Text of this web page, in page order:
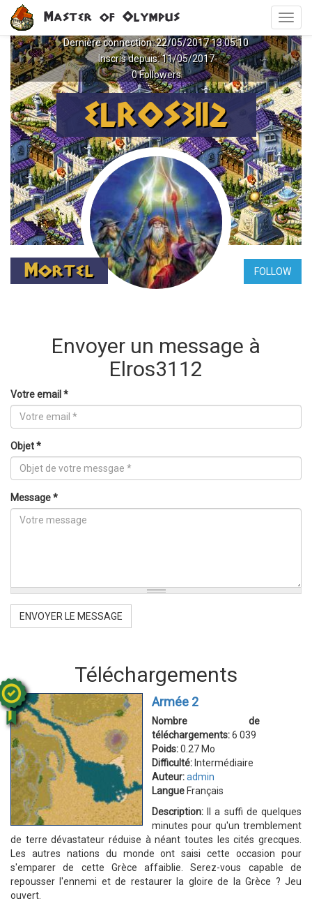
Aller
au
contenu
principal
Master of Olympus
Dernière connection: 22/05/2017 13:05:10
Inscris depuis: 11/05/2017
0 Followers
ELROS3112
Mortel FOLLOW
Envoyer un message à
Elros3112
Votre email *
Objet*
Message*
ENVOYER LE MESSAGE
Téléchargements
Armée 2
Nombre de
téléchargements:6 039
Poids:0.27 Mo
Difficulté: Intermédiaire
Auteur:admin
Langue Français
Description:
Il a suffi de quelques
minutes pour qu'un tremblement
de terre dévastateur réduise à néant toutes les cités grecques.
Les autres nations du monde ont saisi cette occasion pour
s'emparer de cette Grèce affaiblie. Serez-vous capable de
repousser l'ennemi et de restaurer la gloire de la Grèce ? Jeu
ouvert.